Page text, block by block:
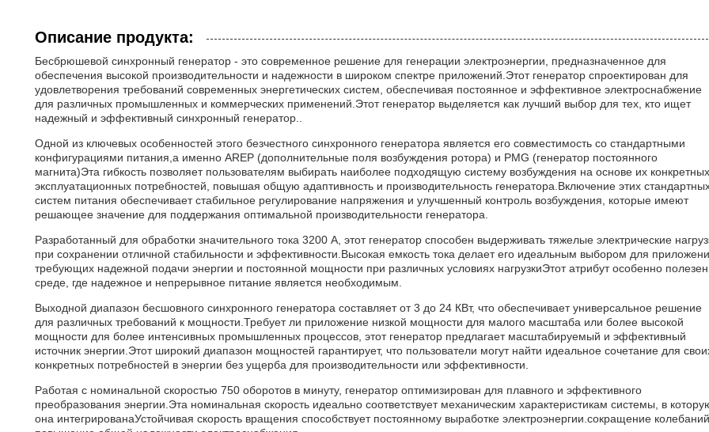
Описание продукта:
Бесбрюшевой синхронный генератор - это современное решение для генерации электроэнергии, предназначенное для
обеспечения высокой производительности и надежности в широком спектре приложений.Этот генератор спроектирован для
удовлетворения требований современных энергетических систем, обеспечивая постоянное и эффективное электроснабжение
для различных промышленных и коммерческих применений.Этот генератор выделяется как лучший выбор для тех, кто ищет
надежный и эффективный синхронный генератор..
Одной из ключевых особенностей этого безчестного синхронного генератора является его совместимость со стандартными
конфигурациями питания,а именно AREP (дополнительные поля возбуждения ротора) и PMG (генератор постоянного
магнита)Эта гибкость позволяет пользователям выбирать наиболее подходящую систему возбуждения на основе их конкретных
эксплуатационных потребностей, повышая общую адаптивность и производительность генератора.Включение этих
систем питания обеспечивает стабильное регулирование напряжения и улучшенный контроль возбуждения, которые имеют
решающее значение для поддержания оптимальной производительности генератора.
Разработанный для обработки значительного тока 3200 А, этот генератор способен выдерживать тяжелые электрические
при сохранении отличной стабильности и эффективности.Высокая емкость тока делает его идеальным выбором для
требующих надежной подачи энергии и постоянной мощности при различных условиях нагрузкиЭтот атрибут особенно
среде, где надежное и непрерывное питание является необходимым.
Выходной диапазон бесшовного синхронного генератора составляет от 3 до 24 КВт, что обеспечивает универсальное решение
для различных требований к мощности.Требует ли приложение низкой мощности для малого масштаба или более высокой
мощности для более интенсивных промышленных процессов, этот генератор предлагает масштабируемый и эффективный
источник энергии.Этот широкий диапазон мощностей гарантирует, что пользователи могут найти идеальное сочетание для
конкретных потребностей в энергии без ущерба для производительности или эффективности.
Работая с номинальной скоростью 750 оборотов в минуту, генератор оптимизирован для плавного и эффективного
преобразования энергии.Эта номинальная скорость идеально соответствует механическим характеристикам системы, в
она интегрированаУстойчивая скорость вращения способствует постоянному выработке электроэнергии.сокращение